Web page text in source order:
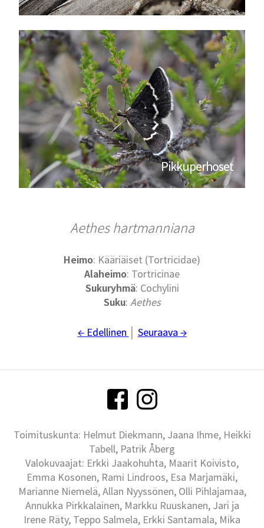
Pikkuperhoset
Aethes hartmanniana
Heimo: Kääriäiset (Tortricidae)
Alaheimo: Tortricinae
Sukuryhmä: Cochylini
Suku: Aethes
← Edellinen Seuraava →
Toimituskunta: Helmut Diekmann, Jaana Ihme, Heikki
Tabell, Patrik Åberg
Valokuvaajat: Erkki Jaakohuhta, Maarit Koivisto,
Emma Kosonen, Rami Lindroos, Esa Marjamäki,
Marianne Niemelä, Allan Nyyssönen, Olli Pihlajamaa,
Annukka Pirkkalainen, Markku Ruuskanen, Jari ja
Irene Räty, Teppo Salmela, Erkki Santamala, Mika